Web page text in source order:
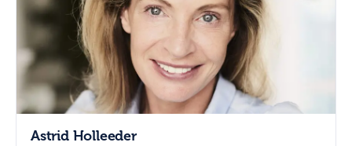
Astrid Holleeder